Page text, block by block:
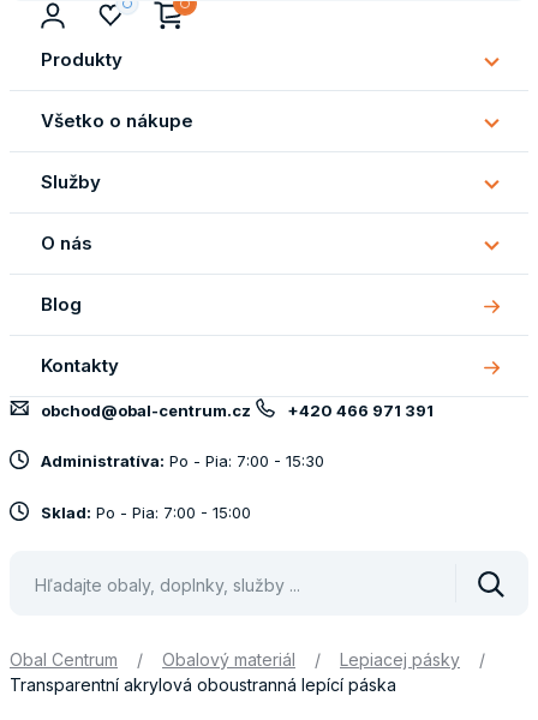
Produkty
Všetko o nákupe
o
Služby
O nás
O
nás
Blog
Kontakty
obchod@obal-centrum.cz +420 466 971 391
Administratíva: Po - Pia: 7:00 - 15:30
Sklad: Po - Pia: 7:00 - 15:00
Obal Centrum / Obalový materiál / Lepiacej pásky
/
Transparentní akrylová oboustranná lepící páska